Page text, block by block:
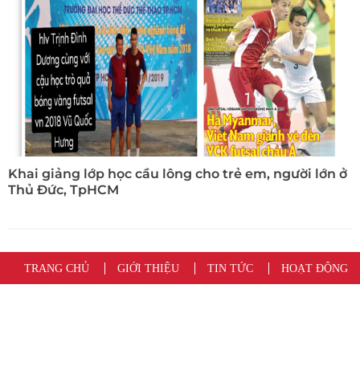
Khai giảng lớp học cầu lông cho trẻ em, người lớn ở
Thủ Đức, TpHCM
TRANG CHỦ GIỚI THIỆU TIN TỨC HOẠT ĐỘNG